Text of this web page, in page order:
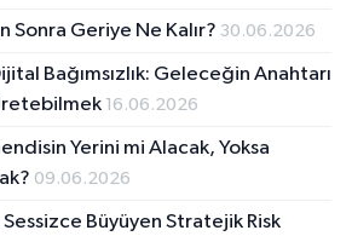
Sonra Geriye Ne Kalır? 30.06.2026
Bağımsızlık: Geleceğin Anahtarı
16.06.2026
Yerini mi Alacak, Yoksa
09.06.2026
Sessizce Büyüyen Stratejik Risk